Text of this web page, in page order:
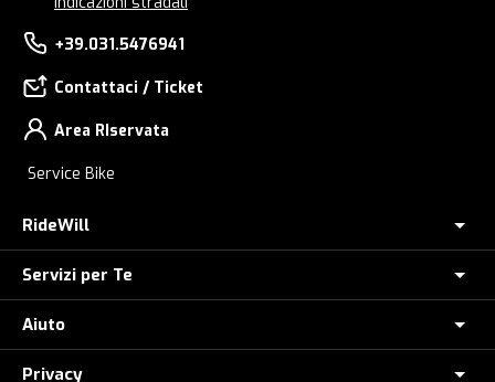
+39.031.5476941
Contattaci / Ticket
Area RIservata
Service Bike
RideWill
Chi Siamo
Dove siamo
Servizi per Te
Assicurazione furto E-Bike
Controlla il tuo Ordine
Aiuto
Privacy